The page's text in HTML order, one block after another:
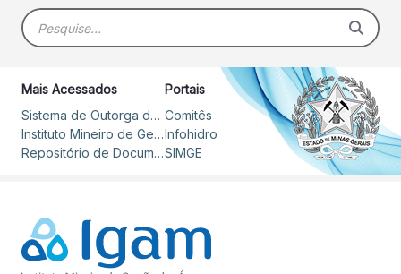
Barra de busca
Mais Acessados
Sistema de Outorga de Direito de Uso de Recursos Hídricos – SOUT
Instituto Mineiro de Gestão das Águas
Repositório de Documentos
Portais
Comitês
Infohidro
SIMGE